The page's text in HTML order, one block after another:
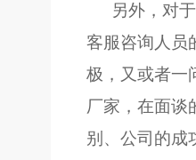
另外，对
客服咨询人员
极，又或者一
厂家，在面谈
别、公司的成